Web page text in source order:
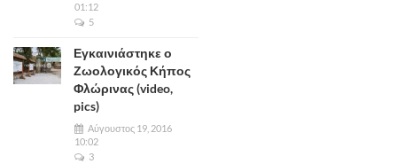
01:12
5
Εγκαινιάστηκε ο
Ζωολογικός Κήπος
Φλώρινας (video,
pics)
Αύγουστος 19, 2016
10:02
3